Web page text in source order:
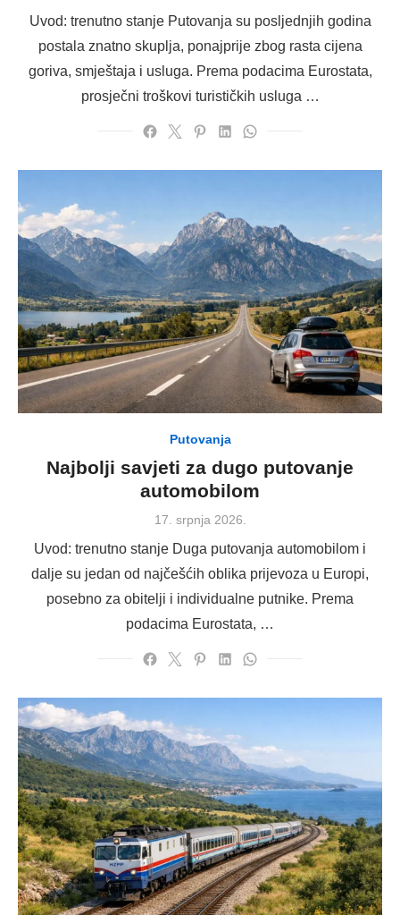
Uvod: trenutno stanje Putovanja su posljednjih godina
postala znatno skuplja, ponajprije zbog rasta cijena
goriva, smještaja i usluga. Prema podacima Eurostata,
prosječni troškovi turističkih usluga …
Putovanja
Najbolji savjeti za dugo putovanje
automobilom
Posted
17. srpnja 2026.
Uvod: trenutno stanje Duga putovanja automobilom i
dalje su jedan od najčešćih oblika prijevoza u Europi,
posebno za obitelji i individualne putnike. Prema
podacima Eurostata, …